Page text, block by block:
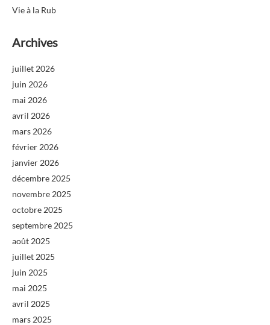
Vie à la Rub
Archives
juillet 2026
juin 2026
mai 2026
avril 2026
mars 2026
février 2026
janvier 2026
décembre 2025
novembre 2025
octobre 2025
septembre 2025
août 2025
juillet 2025
juin 2025
mai 2025
avril 2025
mars 2025